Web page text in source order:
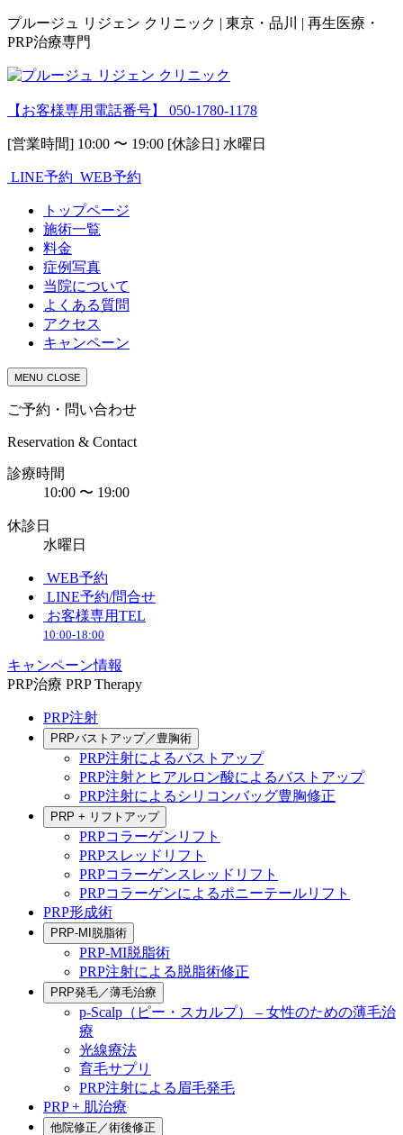
プルージュ リジェン クリニック | 東京・品川 | 再生医療・
PRP治療専門
【お客様専用電話番号】 050-1780-1178
[営業時間] 10:00 〜 19:00 [休診日] 水曜日
LINE予約 WEB予約
トップページ
施術一覧
料金
症例写真
当院について
よくある質問
アクセス
キャンペーン
MENU CLOSE
ご予約・問い合わせ
Reservation & Contact
診療時間
10:00 〜 19:00
休診日
水曜日
WEB予約
LINE予約/問合せ
お客様専用TEL
10:00-18:00
キャンペーン情報
PRP治療 PRP Therapy
PRP注射
PRPバストアップ／豊胸術
PRP注射によるバストアップ
PRP注射とヒアルロン酸によるバストアップ
PRP注射によるシリコンバッグ豊胸修正
PRP + リフトアップ
PRPコラーゲンリフト
PRPスレッドリフト
PRPコラーゲンスレッドリフト
PRPコラーゲンによるポニーテールリフト
PRP形成術
PRP-MI脱脂術
PRP-MI脱脂術
PRP注射による脱脂術修正
PRP発毛／薄毛治療
p-Scalp（ピー・スカルプ） – 女性のための薄毛治
療
光線療法
育毛サプリ
PRP注射による眉毛発毛
PRP + 肌治療
他院修正／術後修正